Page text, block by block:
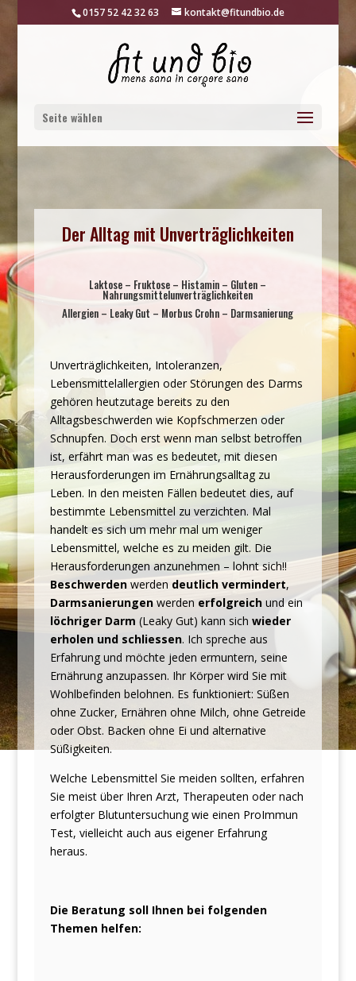
0157 52 42 32 63 kontakt@fitundbio.de
Seite wählen
Der Alltag mit Unverträglichkeiten
Laktose – Fruktose – Histamin – Gluten –
Nahrungsmittelunverträglichkeiten
Allergien – Leaky Gut – Morbus Crohn – Darmsanierung
Unverträglichkeiten, Intoleranzen,
Lebensmittelallergien oder Störungen des Darms
gehören heutzutage bereits zu den
Alltagsbeschwerden wie Kopfschmerzen oder
Schnupfen. Doch erst wenn man selbst betroffen
ist, erfährt man was es bedeutet, mit diesen
Herausforderungen im Ernährungsalltag zu
Leben. In den meisten Fällen bedeutet dies, auf
bestimmte Lebensmittel zu verzichten. Mal
handelt es sich um mehr mal um weniger
Lebensmittel, welche es zu meiden gilt. Die
Herausforderungen anzunehmen – lohnt sich!!
Beschwerdenwerden deutlich vermindert,
Darmsanierungenwerden erfolgreichund ein
löchriger Darm (Leaky Gut) kann sich wieder
erholen und schliessen. Ich spreche aus
Erfahrung und möchte jeden ermuntern, seine
Ernährung anzupassen. Ihr Körper wird Sie mit
Wohlbefinden belohnen. Es funktioniert: Süßen
ohne Zucker, Ernähren ohne Milch, ohne Getreide
oder Obst. Backen ohne Ei und alternative
Süßigkeiten.
Welche Lebensmittel Sie meiden sollten, erfahren
Sie meist über Ihren Arzt, Therapeuten oder nach
erfolgter Blutuntersuchung wie einen ProImmun
Test, vielleicht auch aus eigener Erfahrung
heraus.
Die Beratung soll Ihnen bei folgenden
Themen helfen: